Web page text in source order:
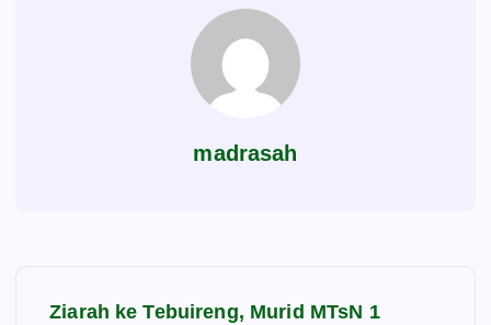
madrasah
Ziarah ke Tebuireng, Murid MTsN 1